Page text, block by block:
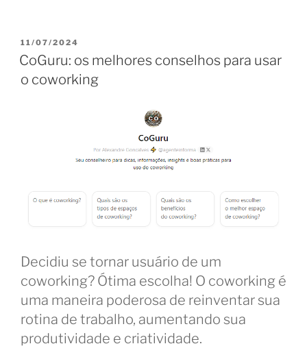
a
pelo
PUBLICADO
EM
11/07/2024
CoGuru: os melhores conselhos para usar
o coworking
Decidiu se tornar usuário de um
coworking? Ótima escolha! O coworking é
uma maneira poderosa de reinventar sua
rotina de trabalho, aumentando sua
produtividade e criatividade.